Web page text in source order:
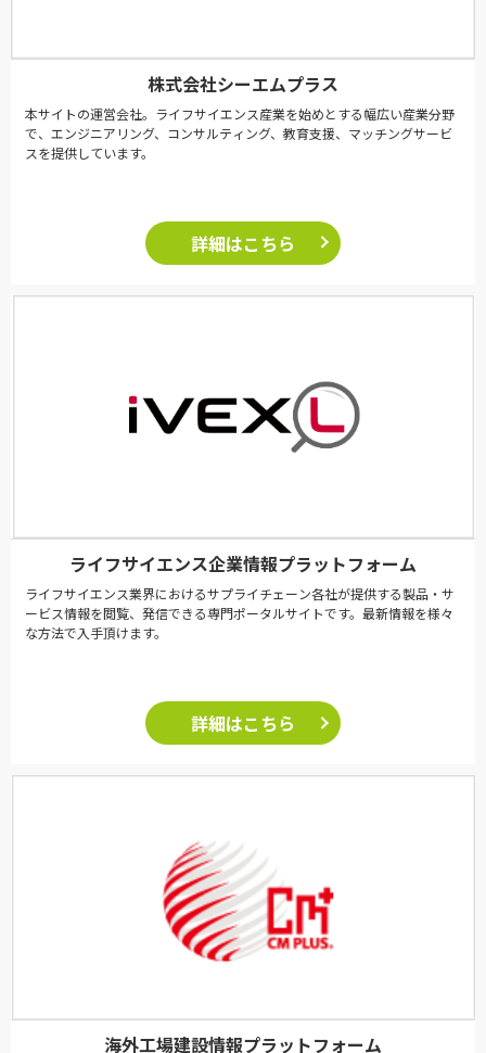
株式会社シーエムプラス
本サイトの運営会社。ライフサイエンス産業を始めとする幅広い産業分野
で、エンジニアリング、コンサルティング、教育支援、マッチングサービ
スを提供しています。
詳細はこちら
ライフサイエンス企業情報プラットフォーム
ライフサイエンス業界におけるサプライチェーン各社が提供する製品・サ
ービス情報を閲覧、発信できる専門ポータルサイトです。最新情報を様々
な方法で入手頂けます。
詳細はこちら
海外工場建設情報プラットフォーム